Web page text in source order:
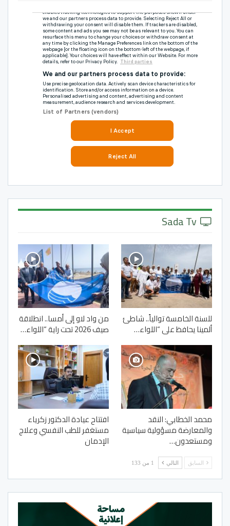
للسنة الخامسة توالياً.. شاطئ
ألمينا يحافظ على “اللواء…
من واد لاو إلى أمسا.. انطلاقة
صيف 2026 تحت راية “اللواء…
محمد الخطابي: النقد
والمعارضة مسؤولية سياسية
ومستعدون…
افتتاح عيادة الدكتور زكرياء
مستغفر للطب النفسي وعلاج
الإدمان
السابق التالي 1 من 133